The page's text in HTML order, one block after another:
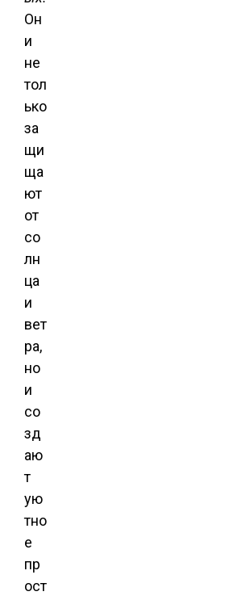
Он
и
не
тол
ько
за
щи
ща
ют
от
со
лн
ца
и
вет
ра,
но
и
со
зд
аю
т
ую
тно
е
пр
ост